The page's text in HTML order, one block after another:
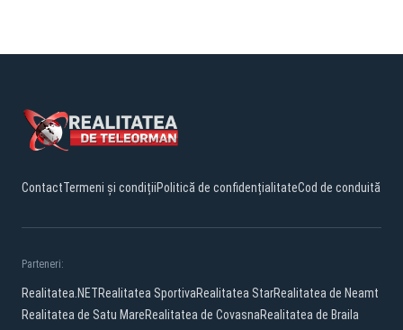
ContactTermeni și condițiiPolitică de confidențialitateCod de conduită
Parteneri:
Realitatea.NETRealitatea SportivaRealitatea StarRealitatea de Neamt
Realitatea de Satu MareRealitatea de CovasnaRealitatea de Braila